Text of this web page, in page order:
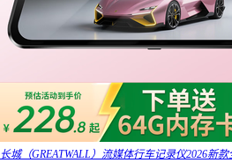
长城（GREATWALL）流媒体行车记录仪2026新